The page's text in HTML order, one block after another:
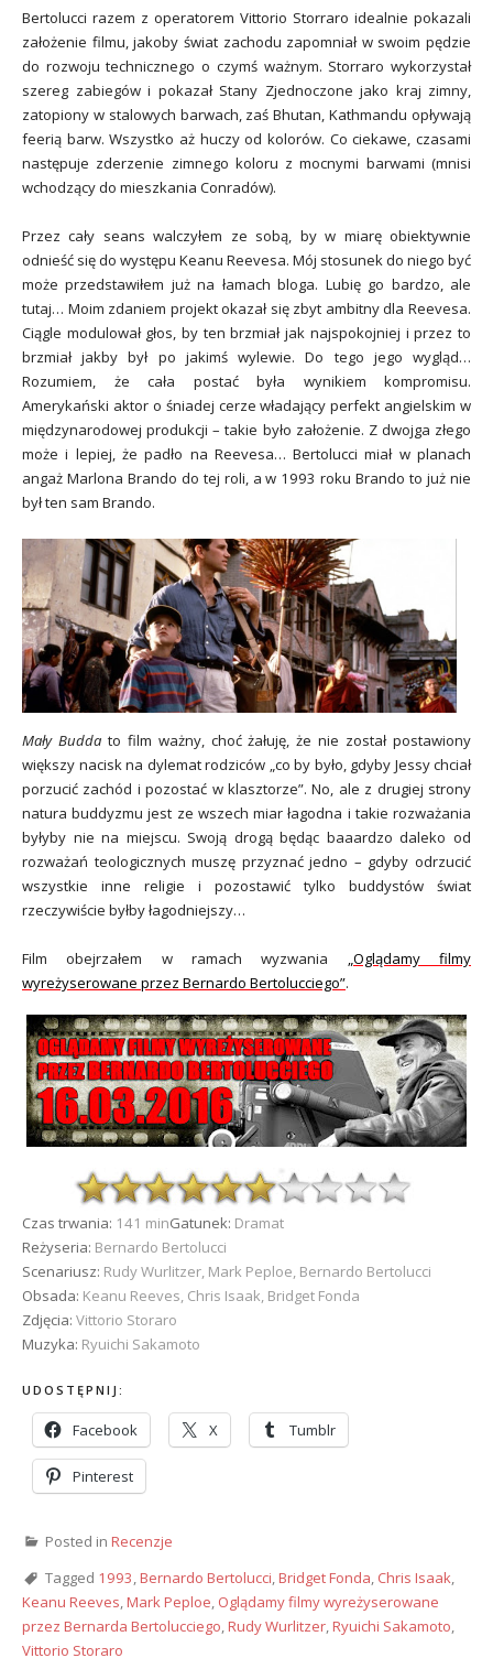
Bertolucci razem z operatorem Vittorio Storraro idealnie pokazali
założenie filmu, jakoby świat zachodu zapomniał w swoim pędzie
do rozwoju technicznego o czymś ważnym. Storraro wykorzystał
szereg zabiegów i pokazał Stany Zjednoczone jako kraj zimny,
zatopiony w stalowych barwach, zaś Bhutan,Kathmandu opływają
feerią barw. Wszystko aż huczy od kolorów. Co ciekawe, czasami
następuje zderzenie zimnego koloru z mocnymi barwami (mnisi
wchodzący do mieszkania Conradów).
Przez cały seans walczyłem ze sobą, by w miarę obiektywnie
odnieść się do występu Keanu Reevesa. Mój stosunek do niego być
może przedstawiłem już na łamach bloga. Lubię go bardzo, ale
tutaj… Moim zdaniem projekt okazał się zbyt ambitny dla Reevesa.
Ciągle modulował głos, by ten brzmiał jak najspokojniej i przez to
brzmiał jakby był po jakimś wylewie. Do tego jego wygląd…
Rozumiem, że cała postać była wynikiem kompromisu.
Amerykański aktor o śniadej cerze władający perfekt angielskim w
międzynarodowej produkcji – takie było założenie. Z dwojga złego
może i lepiej, że padło na Reevesa… Bertolucci miał w planach
angaż Marlona Brando do tej roli, a w 1993 roku Brando to już nie
był ten sam Brando.
Mały Buddato film ważny, choć żałuję, że nie został postawiony
większy nacisk na dylemat rodziców „co by było, gdyby Jessy chciał
porzucić zachód i pozostać w klasztorze”. No, ale z drugiej strony
natura buddyzmu jest ze wszech miar łagodna i takie rozważania
byłyby nie na miejscu. Swoją drogą będąc baaardzo daleko od
rozważań teologicznych muszę przyznać jedno – gdyby odrzucić
wszystkie inne religie i pozostawić tylko buddystów świat
rzeczywiście byłby łagodniejszy…
Film obejrzałem w ramach wyzwania
„Oglądamy filmy
wyreżyserowane przez Bernardo Bertolucciego”.
Czas trwania: 141 minGatunek: Dramat
Reżyseria: Bernardo Bertolucci
Scenariusz: Rudy Wurlitzer, Mark Peploe, Bernardo Bertolucci
Obsada: Keanu Reeves, Chris Isaak, Bridget Fonda
Zdjęcia: Vittorio Storaro
Muzyka: Ryuichi Sakamoto
UDOSTĘPNIJ:
Facebook X Tumblr
Pinterest
Posted in Recenzje
Tagged 1993,Bernardo Bertolucci,Bridget Fonda, Chris Isaak,
Keanu Reeves,Mark Peploe, Oglądamy filmy wyreżyserowane
przez Bernarda Bertolucciego,Rudy Wurlitzer,Ryuichi Sakamoto,
Vittorio Storaro